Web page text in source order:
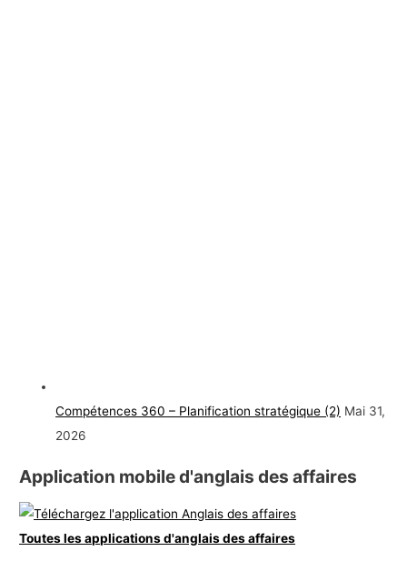
Compétences 360 – Planification stratégique (2) Mai 31,
2026
Application mobile d'anglais des affaires
Toutes les applications d'anglais des affaires